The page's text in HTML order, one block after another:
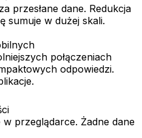
przesłane dane. Redukcja
sumuje w dużej skali.
połączeniach
odpowiedzi.
w przeglądarce. Żadne dane